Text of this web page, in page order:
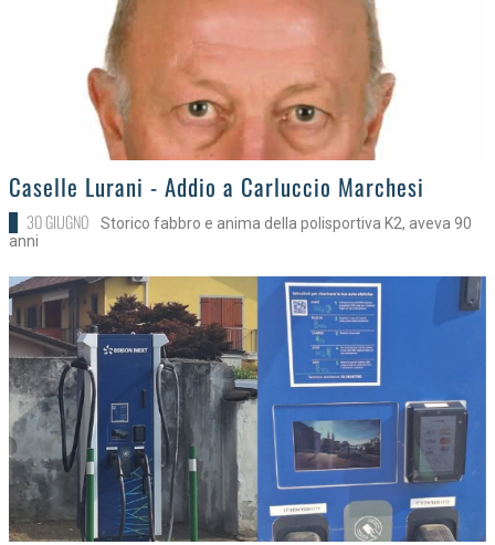
>
Caselle Lurani - Addio a Carluccio Marchesi
30 GIUGNO
Storico fabbro e anima della polisportiva K2, aveva 90
anni